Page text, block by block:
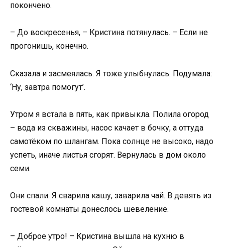
покончено.
– До воскресенья, – Кристина потянулась. – Если не
прогонишь, конечно.
Сказала и засмеялась. Я тоже улыбнулась. Подумала:
‘Ну, завтра помогут’.
Утром я встала в пять, как привыкла. Полила огород
– вода из скважины, насос качает в бочку, а оттуда
самотёком по шлангам. Пока солнце не высоко, надо
успеть, иначе листья сгорят. Вернулась в дом около
семи.
Они спали. Я сварила кашу, заварила чай. В девять из
гостевой комнаты донеслось шевеление.
– Доброе утро! – Кристина вышла на кухню в